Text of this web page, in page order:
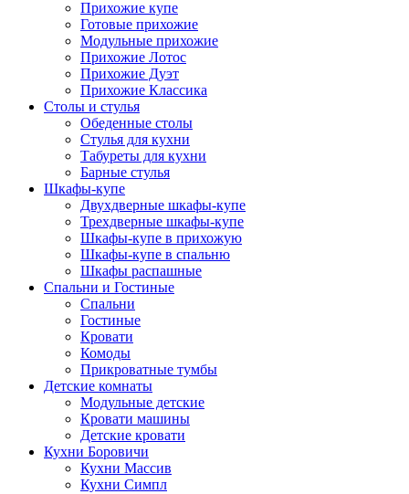
Прихожие купе
Готовые прихожие
Модульные прихожие
Прихожие Лотос
Прихожие Дуэт
Прихожие Классика
Столы и стулья
Обеденные столы
Стулья для кухни
Табуреты для кухни
Барные стулья
Шкафы-купе
Двухдверные шкафы-купе
Трехдверные шкафы-купе
Шкафы-купе в прихожую
Шкафы-купе в спальню
Шкафы распашные
Спальни и Гостиные
Спальни
Гостиные
Кровати
Комоды
Прикроватные тумбы
Детские комнаты
Модульные детские
Кровати машины
Детские кровати
Кухни Боровичи
Кухни Массив
Кухни Симпл